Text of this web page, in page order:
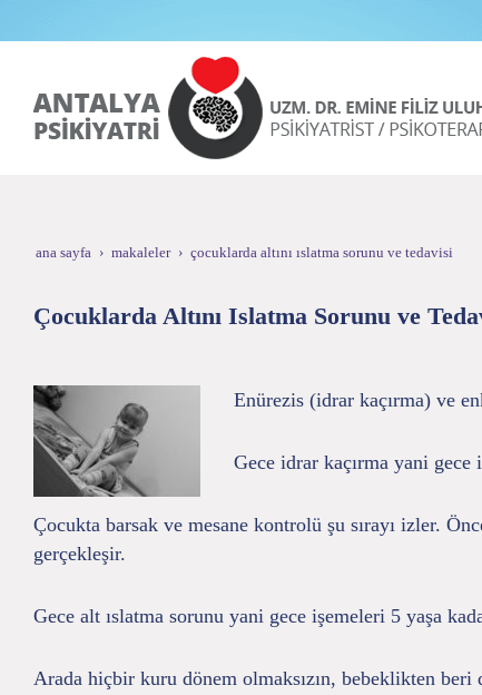
ana sayfa makaleler çocuklarda altını islatma sorunu ve tedavisi
Çocuklarda Altını Islatma Sorunu ve
Enürezis (idrar kaçırma) ve
Gece idrar kaçırma yani
Çocukta barsak ve mesane kontrolü şu sırayı izler.
gerçekleşir.
Gece alt ıslatma sorunu yani gece işemeleri 5 yaşa
Arada hiçbir kuru dönem olmaksızın, bebeklikten